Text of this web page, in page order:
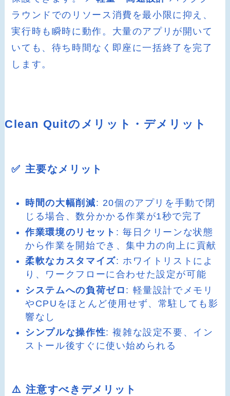
ラウンドでのリソース消費を最小限に抑え、
実行時も瞬時に動作。大量のアプリが開いて
いても、待ち時間なく即座に一括終了を完了
します。
Clean Quitのメリット・デメリット
✅ 主要なメリット
時間の大幅削減: 20個のアプリを手動で閉
じる場合、数分かかる作業が1秒で完了
作業環境のリセット : 毎日クリーンな状態
から作業を開始でき、集中力の向上に貢献
柔軟なカスタマイズ: ホワイトリストによ
り、ワークフローに合わせた設定が可能
システムへの負荷ゼロ : 軽量設計でメモリ
やCPUをほとんど使用せず、常駐しても影
響なし
シンプルな操作性: 複雑な設定不要、イン
ストール後すぐに使い始められる
⚠️ 注意すべきデメリット